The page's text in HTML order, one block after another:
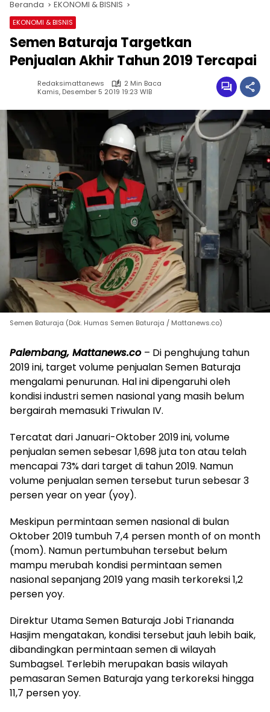
Beranda EKONOMI & BISNIS
EKONOMI & BISNIS
Semen Baturaja Targetkan
Penjualan Akhir Tahun 2019 Tercapai
Redaksimattanews
2 Min Baca
Kamis, Desember 5 2019 19:23 WIB
Semen Baturaja (Dok. Humas Semen Baturaja / Mattanews.co)
Palembang, Mattanews.co – Di penghujung tahun
2019 ini, target volume penjualan Semen Baturaja
mengalami penurunan. Hal ini dipengaruhi oleh
kondisi industri semen nasional yang masih belum
bergairah memasuki Triwulan IV.
Tercatat dari Januari-Oktober 2019 ini, volume
penjualan semen sebesar 1,698 juta ton atau telah
mencapai 73% dari target di tahun 2019. Namun
volume penjualan semen tersebut turun sebesar 3
persen year on year (yoy).
Meskipun permintaan semen nasional di bulan
Oktober 2019 tumbuh 7,4 persen month of on month
(mom). Namun pertumbuhan tersebut belum
mampu merubah kondisi permintaan semen
nasional sepanjang 2019 yang masih terkoreksi 1,2
persen yoy.
Direktur Utama Semen Baturaja Jobi Triananda
Hasjim mengatakan, kondisi tersebut jauh lebih baik,
dibandingkan permintaan semen di wilayah
Sumbagsel. Terlebih merupakan basis wilayah
pemasaran Semen Baturaja yang terkoreksi hingga
11,7 persen yoy.